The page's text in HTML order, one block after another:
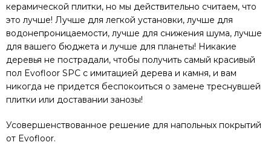
керамической плитки, но мы действительно считаем, что
это лучше! Лучше для легкой установки, лучше для
водонепроницаемости, лучше для снижения шума, лучше
для вашего бюджета и лучше для планеты! Никакие
деревья не пострадали, чтобы получить самый красивый
пол Evofloor SPC с имитацией дерева и камня, и вам
никогда не придется беспокоиться о замене треснувшей
плитки или доставании занозы!
Усовершенствованное решение для напольных покрытий
от Evofloor.